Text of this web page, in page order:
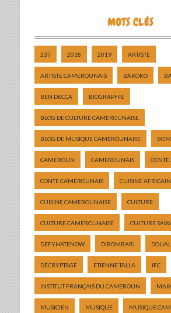
MOTS CLÉS
237 2018 2019 ARTISTE
ARTISTE CAMEROUNAIS BAKOKO
BEN DECCA BIOGRAPHIE
BLOG DE CULTURE CAMEROUNAISE
BLOG DE MUSIQUE CAMEROUNAISE
CAMEROUN CAMEROUNAIS
CONTE CAMEROUNAIS CUISINE
CUISINE CAMEROUNAISE CULTURE
CULTURE CAMEROUNAISE CULTURE
DEFYHATENOW DIBOMBARI
DÉCRYPTAGE ETIENNE TALLA IFC
INSTITUT FRANÇAIS DU CAMEROUN
MUSICIEN MUSIQUE MUSIQUE